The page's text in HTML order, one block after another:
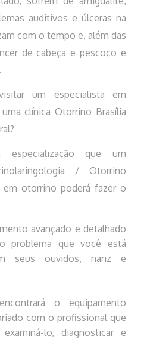
auditivos e úlceras na
com o tempo e, além das
de cabeça e pescoço e
um especialista em
clínica Otorrino Brasília
que um
/ Otorrino
em otorrino poderá fazer o
avançado e detalhado
problema que você está
seus ouvidos, nariz e
o equipamento
com o profissional que
lo, diagnosticar e